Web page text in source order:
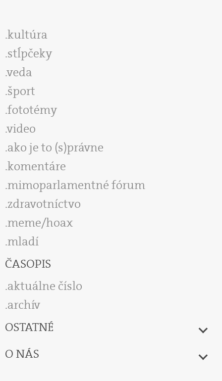
kultúra
stĺpčeky
veda
šport
fototémy
video
ako je to (s)právne
komentáre
mimoparlamentné fórum
zdravotníctvo
meme/hoax
mladí
ČASOPIS
aktuálne číslo
archív
OSTATNÉ
O NÁS